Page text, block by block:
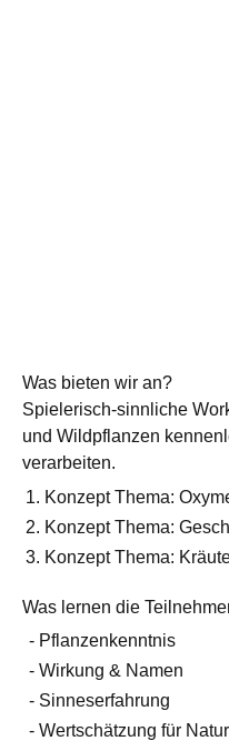
Was bieten wir an?
Spielerisch-sinnliche
und Wildpflanzen
verarbeiten.
Konzept Thema:
Konzept Thema:
Konzept Thema:
Was lernen die
Pflanzenkenntnis
Wirkung & Namen
Sinneserfahrung
Wertschätzung für